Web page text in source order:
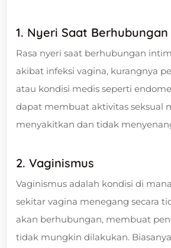
1. Nyeri Saat
Rasa nyeri saat berhubungan
akibat infeksi vagina, kurangnya
atau kondisi medis seperti
dapat membuat aktivitas seksual
menyakitkan dan tidak
2. Vaginismus
Vaginismus adalah kondisi di
sekitar vagina menegang secara
akan berhubungan, membuat
tidak mungkin dilakukan.